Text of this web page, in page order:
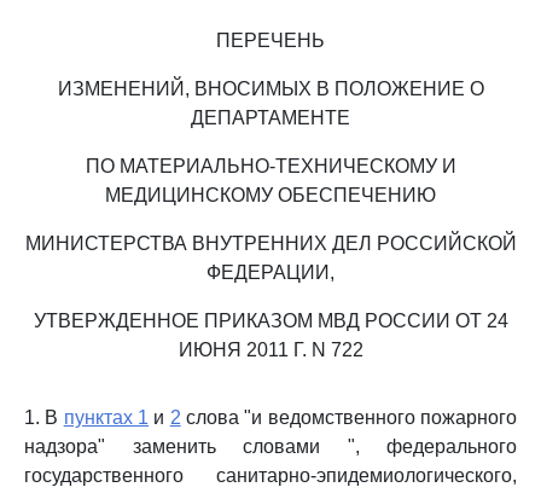
ПЕРЕЧЕНЬ
ИЗМЕНЕНИЙ, ВНОСИМЫХ В ПОЛОЖЕНИЕ О
ДЕПАРТАМЕНТЕ
ПО МАТЕРИАЛЬНО-ТЕХНИЧЕСКОМУ И
МЕДИЦИНСКОМУ ОБЕСПЕЧЕНИЮ
МИНИСТЕРСТВА ВНУТРЕННИХ ДЕЛ РОССИЙСКОЙ
ФЕДЕРАЦИИ,
УТВЕРЖДЕННОЕ ПРИКАЗОМ МВД РОССИИ ОТ 24
ИЮНЯ 2011 Г. N 722
1. В пунктах 1 и 2 слова "и ведомственного пожарного
надзора" заменить словами ", федерального
государственного санитарно-эпидемиологического,